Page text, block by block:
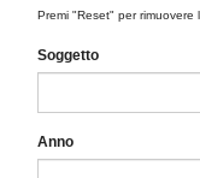
Premi "Reset" per rimuovere
Soggetto
Anno